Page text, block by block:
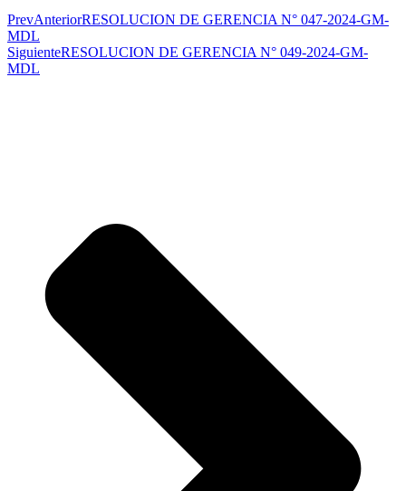
PrevAnteriorRESOLUCION DE GERENCIA N° 047-2024-GM-
MDL
SiguienteRESOLUCION DE GERENCIA N° 049-2024-GM-
MDL